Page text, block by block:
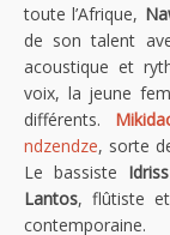
toute l’Afrique,
de son talent
acoustique et
voix, la jeune
différents.
ndzendze, sorte
Le bassiste
Lantos, flûtiste
contemporaine.